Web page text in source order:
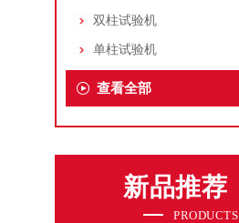
双柱试验机
单柱试验机
查看全部
新品推荐
PRODUCTS